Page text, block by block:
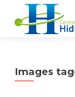
Images